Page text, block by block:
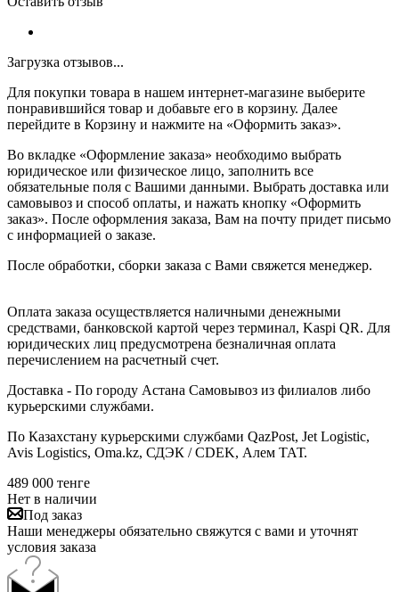
Загрузка отзывов...
Для покупки товара в нашем интернет-магазине выберите
понравившийся товар и добавьте его в корзину. Далее
перейдите в Корзину и нажмите на «Оформить заказ».
Во вкладке «Оформление заказа» необходимо выбрать
юридическое или физическое лицо, заполнить все
обязательные поля с Вашими данными. Выбрать доставка или
самовывоз и способ оплаты, и нажать кнопку «Оформить
заказ». После оформления заказа, Вам на почту придет письмо
с информацией о заказе.
После обработки, сборки заказа с Вами свяжется менеджер.
Оплата заказа осуществляется наличными денежными
средствами, банковской картой через терминал, Kaspi QR. Для
юридических лиц предусмотрена безналичная оплата
перечислением на расчетный счет.
Доставка - По городу Астана Самовывоз из филиалов либо
курьерскими службами.
По Казахстану курьерскими службами QazPost, Jet Logistic,
Avis Logistics, Oma.kz, СДЭК / CDEK, Алем ТАТ.
489 000 тенге
Нет в наличии
Под заказ
Наши менеджеры обязательно свяжутся с вами и уточнят
условия заказа